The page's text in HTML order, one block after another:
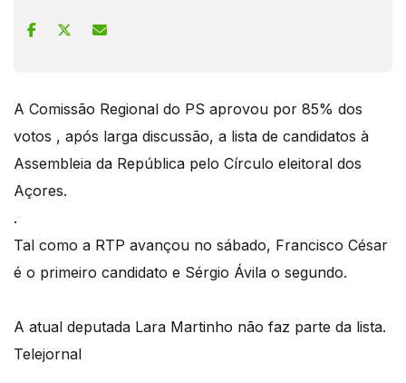
A Comissão Regional do PS aprovou por 85% dos
votos , após larga discussão, a lista de candidatos à
Assembleia da República pelo Círculo eleitoral dos
Açores.
.
Tal como a RTP avançou no sábado, Francisco César
é o primeiro candidato e Sérgio Ávila o segundo.
A atual deputada Lara Martinho não faz parte da lista.
Telejornal